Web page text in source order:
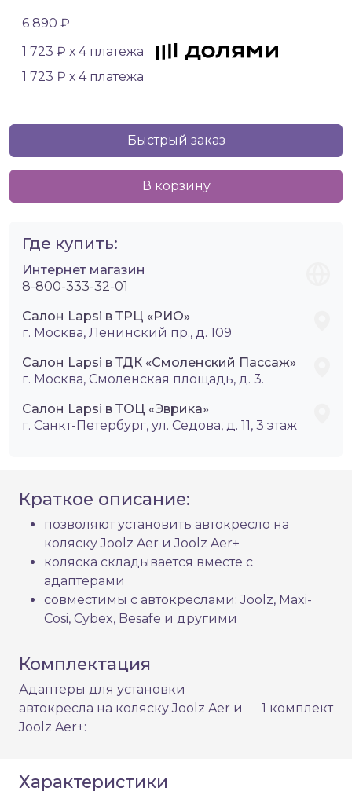
6 890 ₽
1 723 ₽ х 4 платежа
1 723 ₽ х 4 платежа
Быстрый заказ
В корзину
Где купить:
Интернет магазин
8-800-333-32-01
Салон Lapsi в ТРЦ «РИО»
г. Москва, Ленинский пр., д. 109
Салон Lapsi в ТДК «Смоленский Пассаж»
г. Москва, Смоленская площадь, д. 3.
Салон Lapsi в ТОЦ «Эврика»
г. Санкт-Петербург, ул. Седова, д. 11, 3 этаж
Краткое описание:
позволяют установить автокресло на
коляску Joolz Aer и Joolz Aer+
коляска складывается вместе с
адаптерами
совместимы с автокреслами: Joolz, Maxi-
Cosi, Cybex, Besafe и другими
Комплектация
Адаптеры для установки
автокресла на коляску Joolz Aer и
Joolz Aer+:
1 комплект
Характеристики